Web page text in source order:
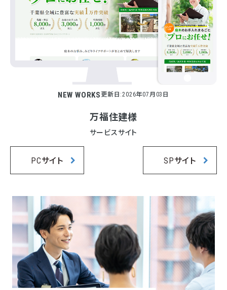
NEW WORKS 更新日:2026年07月03日
万福住建様
サービスサイト
PCサイト SPサイト